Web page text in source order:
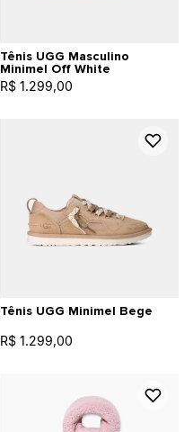
Tênis UGG Masculino
Minimel Off White
R$ 1.299,00
Tênis UGG Minimel Bege
R$ 1.299,00